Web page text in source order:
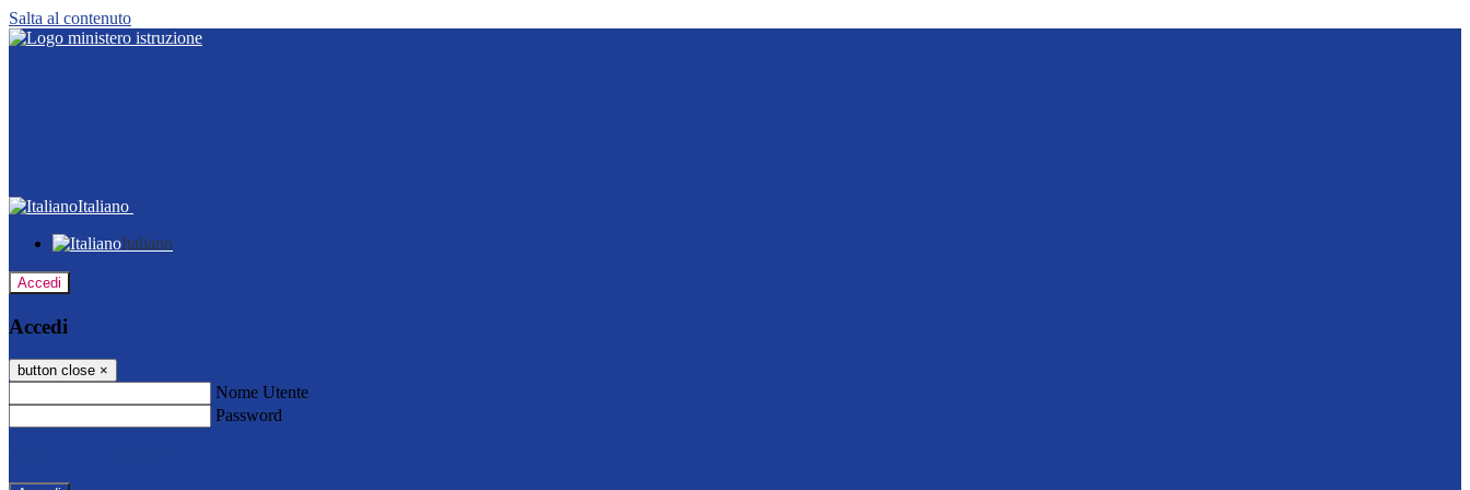
Salta al contenuto
Italiano
Italiano
Accedi
Accedi
button close ×
Nome Utente
Password